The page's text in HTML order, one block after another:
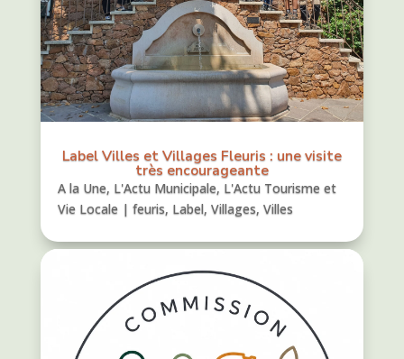
Label Villes et Villages Fleuris : une visite
très encourageante
A la Une, L'Actu Municipale, L'Actu Tourisme et
Vie Locale| feuris, Label, Villages, Villes